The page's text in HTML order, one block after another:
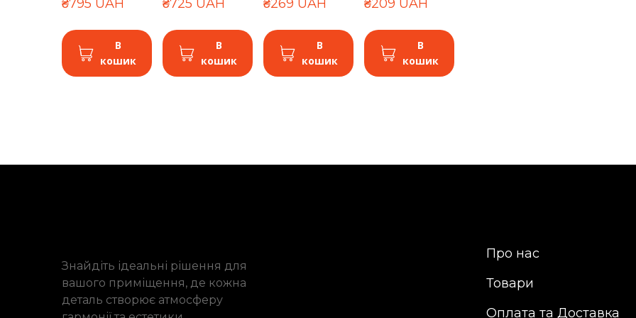
₴795 UAH
В
кошик
₴725 UAH
В
кошик
₴269 UAH
В
кошик
₴209 UAH
В
кошик
Знайдіть ідеальні рішення для
вашого приміщення, де кожна
деталь створює атмосферу
Про нас
Товари
Оплата та Доставка